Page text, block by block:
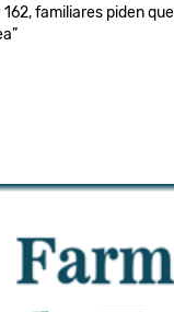
162, familiares piden